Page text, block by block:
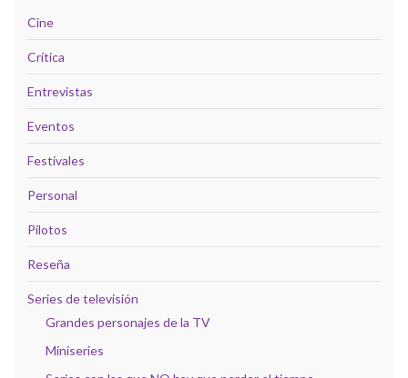
Cine
Crítica
Entrevistas
Eventos
Festivales
Personal
Pilotos
Reseña
Series de televisión
Grandes personajes de la TV
Miniseries